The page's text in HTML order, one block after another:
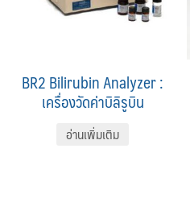
BR2 Bilirubin Analyzer :
เครื่องวัดค่าบิลิรูบิน
อ่านเพิ่มเติม